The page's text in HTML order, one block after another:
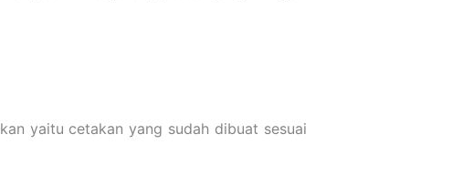
yaitu cetakan yang sudah dibuat sesuai